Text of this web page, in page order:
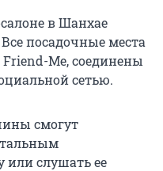
в Шанхае
посадочные места
Me, соединены
сетью.
смогут
слушать ее